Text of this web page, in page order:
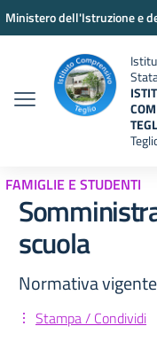
Vai ai contenuti
Vai al menu di navigazione
Vai al footer
Ministero dell'Istruzione e
FAMIGLIE E STUDENTI
scuola
Normativa vigente
Stampa / Condividi